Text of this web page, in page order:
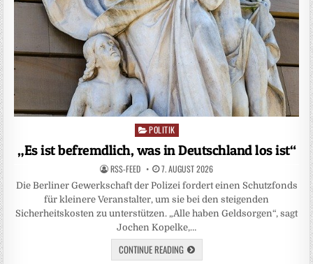
Posted
POLITIK
„Es ist befremdlich, was in Deutschland los ist“
RSS-FEED 7. AUGUST 2026
Die Berliner Gewerkschaft der Polizei fordert einen Schutzfonds
für kleinere Veranstalter, um sie bei den steigenden
Sicherheitskosten zu unterstützen. „Alle haben Geldsorgen“, sagt
Jochen Kopelke,…
CONTINUE READING